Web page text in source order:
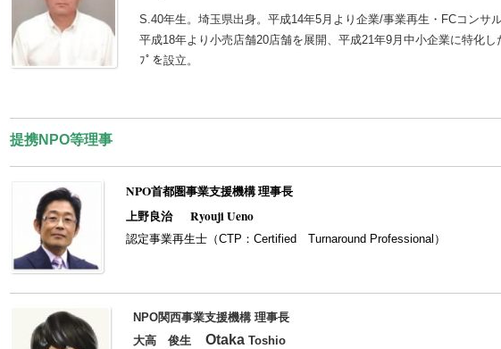
S.40年生。埼玉県出身。平成14年5月より企業/事業再生・FCコンサ
平成18年より小売店舗20店舗を展開、平成21年9月中小企業に特化し
ﾌﾟを設立。
提携NPO等理事
NPO首都圏事業支援機構 理事長
上野良治 Ryouji Ueno
認定事業再生士（CTP：Certified Turnaround Professional）
NPO関西事業支援機構 理事長
大高 俊生 Otaka Toshio